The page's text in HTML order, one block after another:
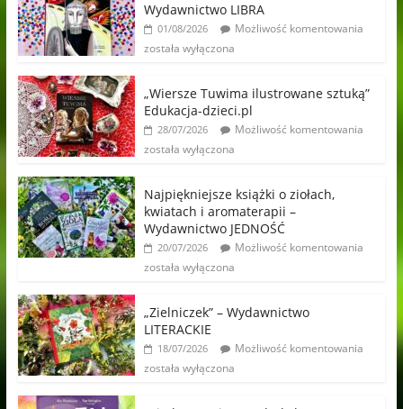
Wydawnictwo LIBRA
01/08/2026
Możliwość komentowania
została wyłączona
„Wiersze Tuwima ilustrowane sztuką”
Edukacja-dzieci.pl
28/07/2026
Możliwość komentowania
została wyłączona
Najpiękniejsze książki o ziołach,
kwiatach i aromaterapii –
Wydawnictwo JEDNOŚĆ
20/07/2026
Możliwość komentowania
została wyłączona
„Zielniczek” – Wydawnictwo
LITERACKIE
18/07/2026
Możliwość komentowania
została wyłączona